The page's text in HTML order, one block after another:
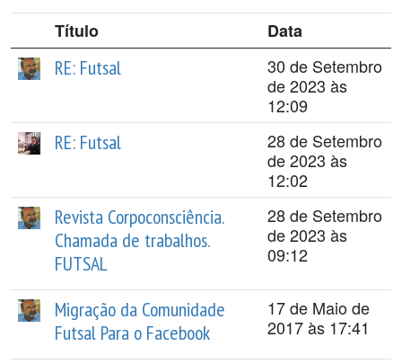
Título Data
RE: Futsal
30 de Setembro
de 2023 às
12:09
RE: Futsal
28 de Setembro
de 2023 às
12:02
Revista Corpoconsciência.
Chamada de trabalhos.
FUTSAL
28 de Setembro
de 2023 às
09:12
Migração da Comunidade
Futsal Para o Facebook
17 de Maio de
2017 às 17:41